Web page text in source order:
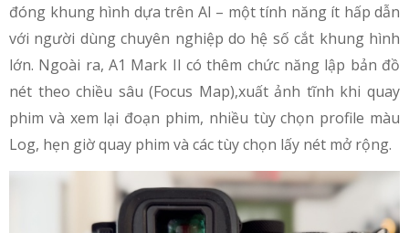
đóng khung hình dựa trên AI – một tính năng ít hấp dẫn
với người dùng chuyên nghiệp do hệ số cắt khung hình
lớn. Ngoài ra, A1 Mark II có thêm chức năng lập bản đồ
nét theo chiều sâu (Focus Map),xuất ảnh tĩnh khi quay
phim và xem lại đoạn phim, nhiều tùy chọn profile màu
Log, hẹn giờ quay phim và các tùy chọn lấy nét mở rộng.